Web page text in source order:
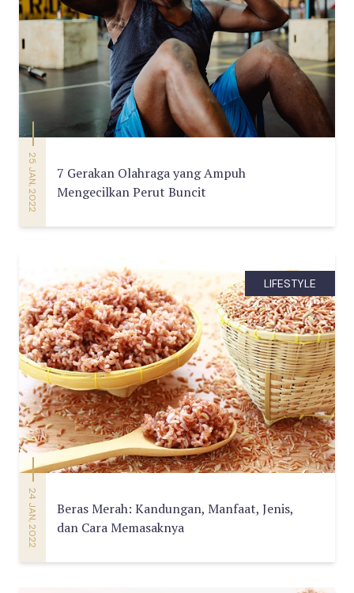
25 JAN, 2022
7 Gerakan Olahraga yang Ampuh
Mengecilkan Perut Buncit
LIFESTYLE
24 JAN, 2022
Beras Merah: Kandungan, Manfaat, Jenis,
dan Cara Memasaknya